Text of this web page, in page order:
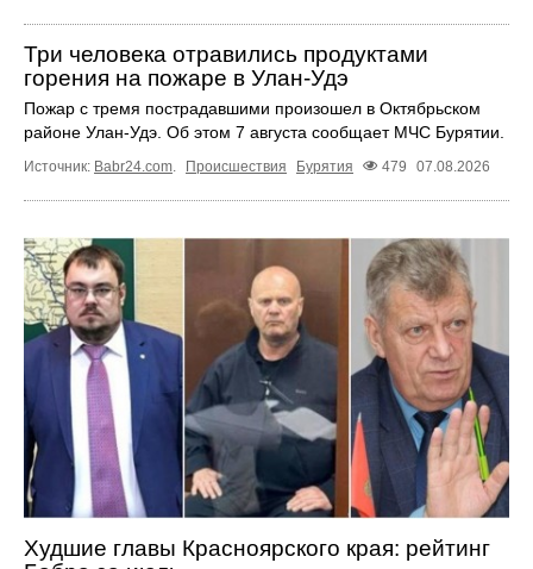
Три человека отравились продуктами
горения на пожаре в Улан-Удэ
Пожар с тремя пострадавшими произошел в Октябрьском
районе Улан-Удэ. Об этом 7 августа сообщает МЧС Бурятии.
Источник: Babr24.com. Происшествия Бурятия 479 07.08.2026
Худшие главы Красноярского края: рейтинг